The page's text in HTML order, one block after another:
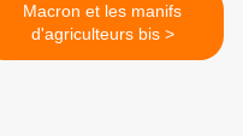
Macron et les manifs
d'agriculteurs bis >